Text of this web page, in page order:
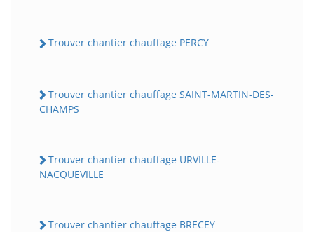
Trouver chantier chauffage PERCY
Trouver chantier chauffage SAINT-MARTIN-DES-
CHAMPS
Trouver chantier chauffage URVILLE-
NACQUEVILLE
Trouver chantier chauffage BRECEY